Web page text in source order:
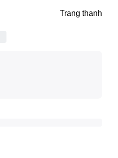
Trang thanh